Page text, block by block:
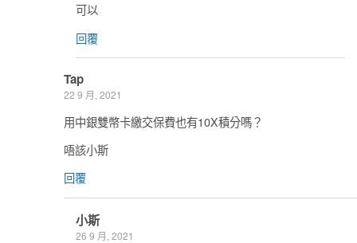
可以
回覆
Tap
22 9 月, 2021
用中銀雙幣卡繳交保費也有10X積分嗎？
唔該小斯
回覆
小斯
26 9 月, 2021